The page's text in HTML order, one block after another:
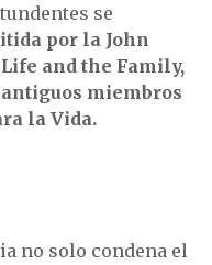
se
por la John
and the Family,
miembros
la Vida.
no solo condena el